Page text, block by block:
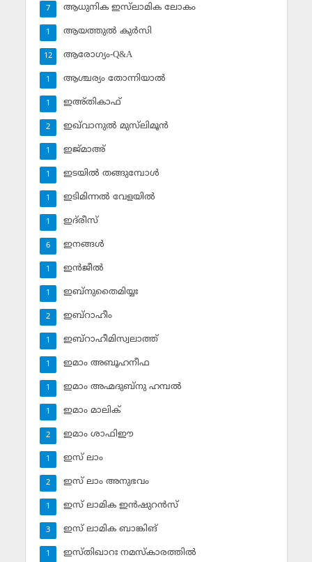
ആധുനിക ഇസ്‌ലാമിക ലോകം
7
ആയത്തുല്‍ കുര്‍സി
1
ആരോഗ്യം-Q&A
12
ആശ്ചര്യം തോന്നിയാല്‍
1
ഇഅ്തികാഫ്‌
1
ഇഖ്‌വാനുല്‍ മുസ്‌ലിമൂന്‍
2
ഇജ്മാഅ്
1
ഇടയില്‍ തങ്ങുമ്പോള്‍
1
ഇടിമിന്നല്‍ വേളയില്‍
1
ഇദ്‌രീസ്‌
1
ഇനങ്ങള്‍
6
ഇന്‍ജീല്‍
1
ഇബ്‌നുതൈമിയ്യഃ
1
ഇബ്‌റാഹീം
2
ഇബ്‌റാഹീമിസ്വലാത്ത്
1
ഇമാം അബൂഹനീഫ
1
ഇമാം അഹ്മദുബ്‌നു ഹമ്പല്‍
1
ഇമാം മാലിക്
1
ഇമാം ശാഫിഈ
2
ഇസ് ലാം
1
ഇസ് ലാം അനുഭവം
2
ഇസ് ലാമിക ഇന്‍ഷുറന്‍സ്‌
1
ഇസ് ലാമിക ബാങ്കിങ്‌
3
ഇസ്തിഖാറഃ നമസ്‌കാരത്തില്‍
1